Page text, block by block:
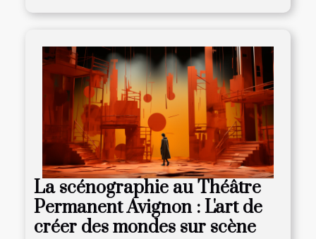
La scénographie au Théâtre
Permanent Avignon : L'art de
créer des mondes sur scène